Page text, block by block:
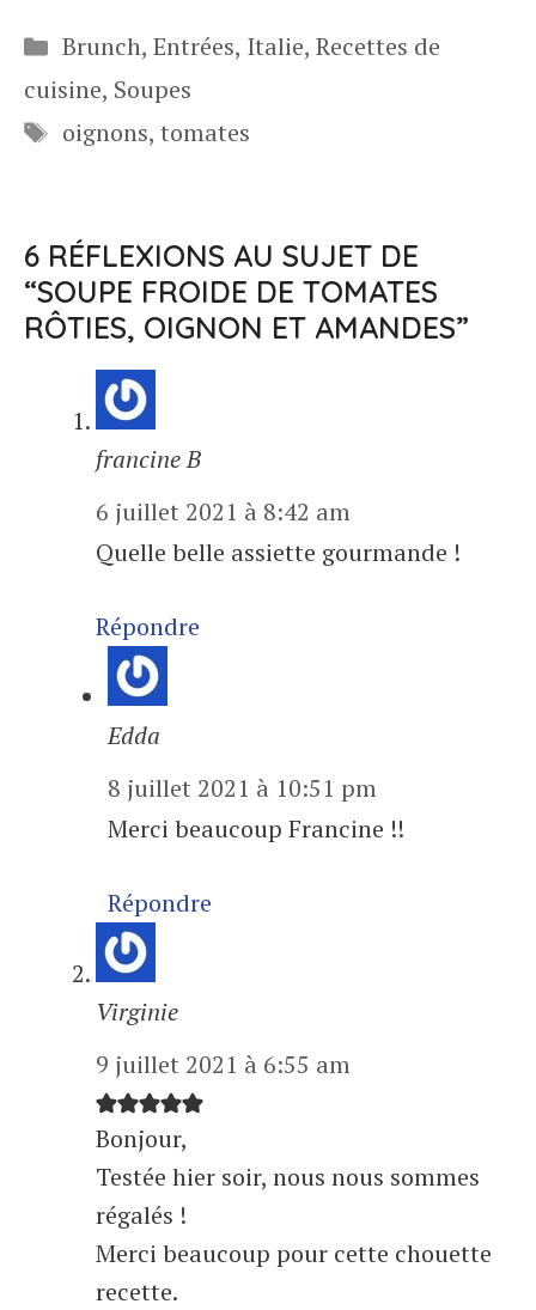
Catégories
Brunch, Entrées, Italie, Recettes de
cuisine, Soupes
Étiquettes
oignons, tomates
6 RÉFLEXIONS AU SUJET DE
“SOUPE FROIDE DE TOMATES
RÔTIES, OIGNON ET AMANDES”
francine B
6 juillet 2021 à 8:42 am
Quelle belle assiette gourmande !
Répondre
Edda
8 juillet 2021 à 10:51 pm
Merci beaucoup Francine !!
Répondre
Virginie
9 juillet 2021 à 6:55 am
Bonjour,
Testée hier soir, nous nous sommes
régalés !
Merci beaucoup pour cette chouette
recette.